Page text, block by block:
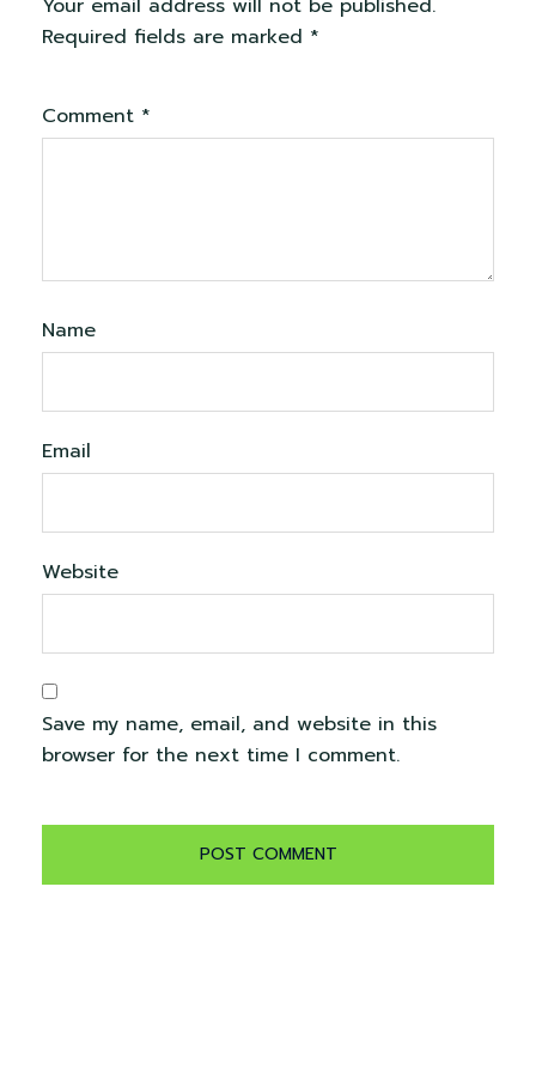
Your email address will not be published.
Required fields are marked *
Comment *
Name
Email
Website
Save my name, email, and website in this
browser for the next time I comment.